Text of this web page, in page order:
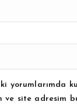
yorumlarımda
ve site adresim